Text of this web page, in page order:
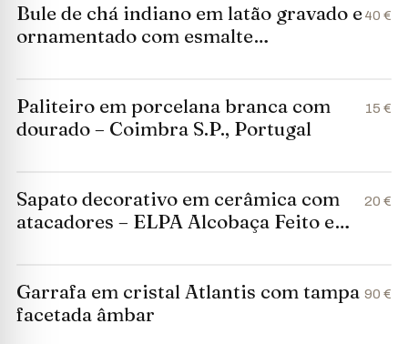
Bule de chá indiano em latão gravado e
ornamentado com esmalte
40 €
Paliteiro em porcelana branca com
dourado – Coimbra S.P., Portugal
15 €
Sapato decorativo em cerâmica com
atacadores – ELPA Alcobaça Feito em
20 €
Garrafa em cristal Atlantis com tampa
facetada âmbar
90 €